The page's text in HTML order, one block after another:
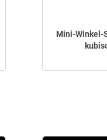
Mini-Winkel-